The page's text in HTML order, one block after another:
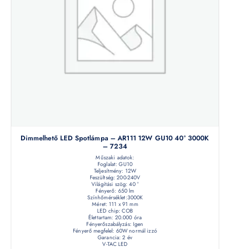
Dimmelhető LED Spotlámpa – AR111 12W GU10 40° 3000K
– 7234
Műszaki adatok:
Foglalat: GU10
Teljesítmény: 12W
Feszültség: 200-240V
Világítási szög: 40 °
Fényerő: 650 lm
Színhőmérséklet:3000K
Méret: 111 x 91 mm
LED chip: COB
Élettartam: 20.000 óra
Fényerőszabályzás: Igen
Fényerő megfelel: 60W normál izzó
Garancia: 2 év
V-TAC LED